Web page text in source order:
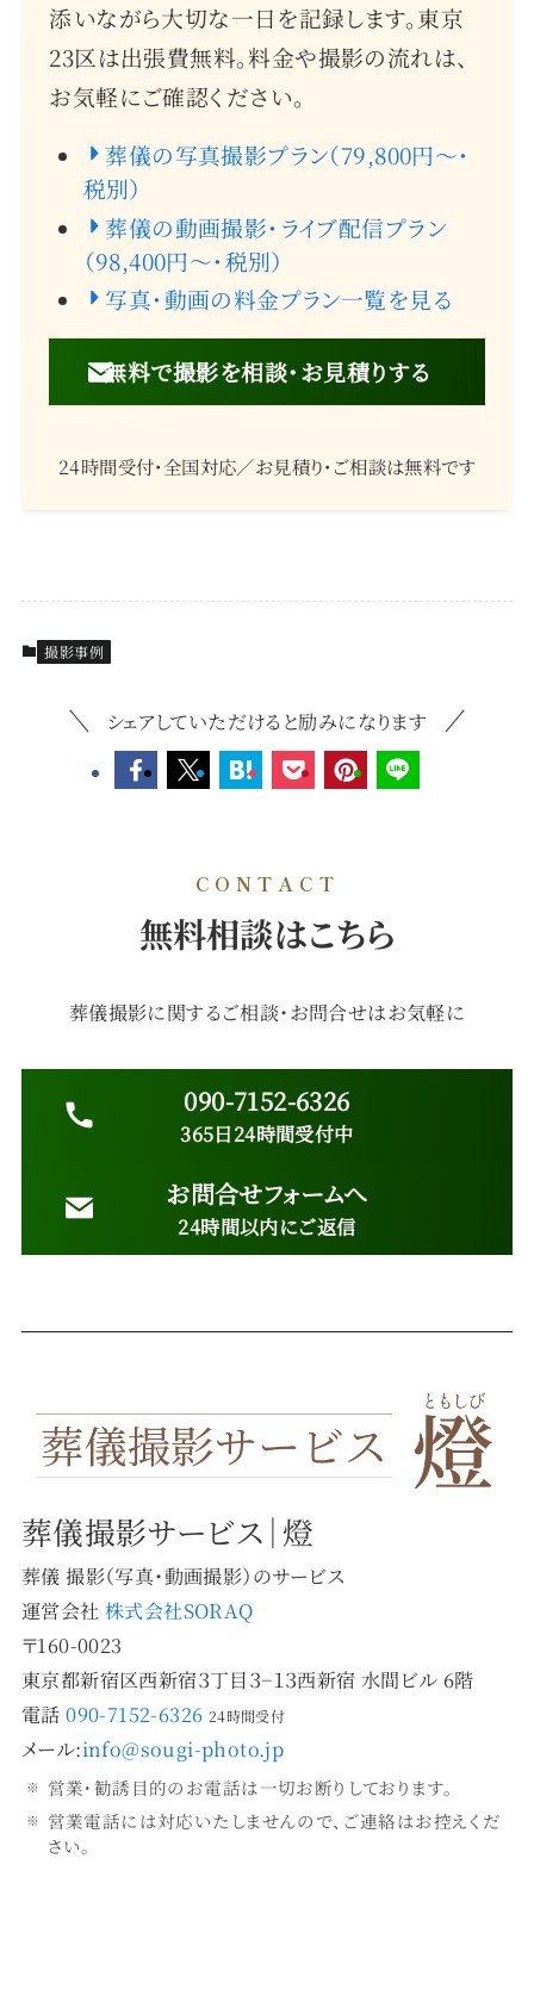
添いながら大切な一日を記録します。東京
23区は出張費無料。料金や撮影の流れは、
お気軽にご確認ください。
葬儀の写真撮影プラン（79,800円〜・
税別）
葬儀の動画撮影・ライブ配信プラン
（98,400円〜・税別）
写真・動画の料金プラン一覧を見る
無料で撮影を相談・お見積りする
24時間受付・全国対応／お見積り・ご相談は無料です
撮影事例
シェアしていただけると励みになります
CONTACT
無料相談はこちら
葬儀撮影に関するご相談・お問合せはお気軽に
090-7152-6326
365日24時間受付中
お問合せフォームへ
24時間以内にご返信
葬儀撮影サービス｜燈
葬儀 撮影（写真・動画撮影）のサービス
運営会社 株式会社SORAQ
〒160-0023
東京都新宿区西新宿３丁目３−１３西新宿 水間ビル 6階
電話090-7152-6326 24時間受付
メール:info@sougi-photo.jp
営業・勧誘目的のお電話は一切お断りしております。
営業電話には対応いたしませんので、ご連絡はお控えくだ
さい。